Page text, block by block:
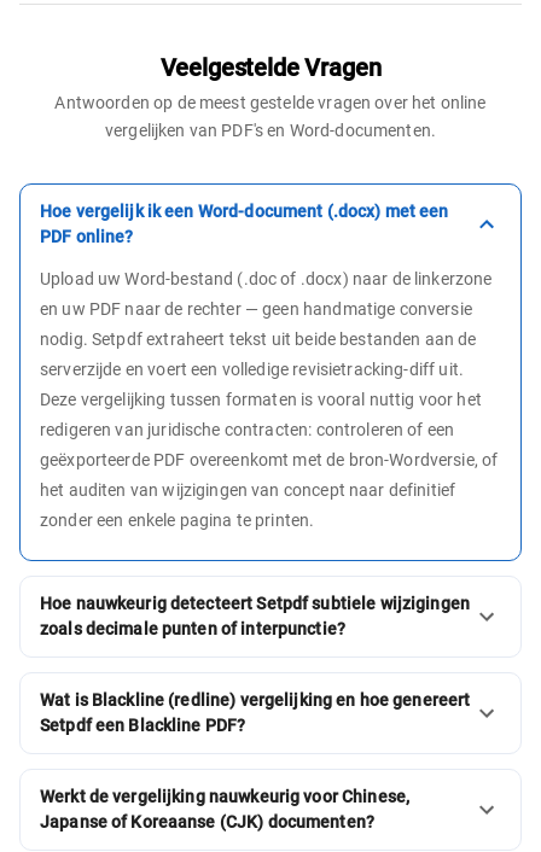
Veelgestelde Vragen
Antwoorden op de meest gestelde vragen over het online
vergelijken van PDF's en Word-documenten.
Hoe vergelijk ik een Word-document (.docx) met een
PDF online?
Upload uw Word-bestand (.doc of .docx) naar de linkerzone
en uw PDF naar de rechter — geen handmatige conversie
nodig. Setpdf extraheert tekst uit beide bestanden aan de
serverzijde en voert een volledige revisietracking-diff uit.
Deze vergelijking tussen formaten is vooral nuttig voor het
redigeren van juridische contracten: controleren of een
geëxporteerde PDF overeenkomt met de bron-Wordversie, of
het auditen van wijzigingen van concept naar definitief
zonder een enkele pagina te printen.
Hoe nauwkeurig detecteert Setpdf subtiele wijzigingen
zoals decimale punten of interpunctie?
Wat is Blackline (redline) vergelijking en hoe genereert
Setpdf een Blackline PDF?
Werkt de vergelijking nauwkeurig voor Chinese,
Japanse of Koreaanse (CJK) documenten?